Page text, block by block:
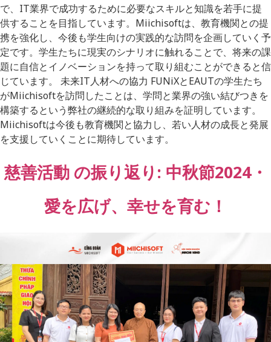
で、IT業界で成功するために必要なスキルと知識を若手に提
供することを目指しています。Miichisoftは、教育機関との提
携を強化し、今後も学生向けの実践的な訪問を企画していく予
定です。学生たちに現実のシナリオに触れることで、将来の課
題に自信とイノベーションを持って取り組むことができると信
じています。 未来IT人材への協力 FUNiXとEAUTの学生たち
がMiichisoftを訪問したことは、学問と業界の強い結びつきを
構築するという弊社の継続的な取り組みを証明しています。
Miichisoftは今後も教育機関と協力し、若い人材の成長と発展
を支援していくことに期待しています。
慈善活動 の振り返り: 中秋節2024・
愛を広げ、幸せを育む！